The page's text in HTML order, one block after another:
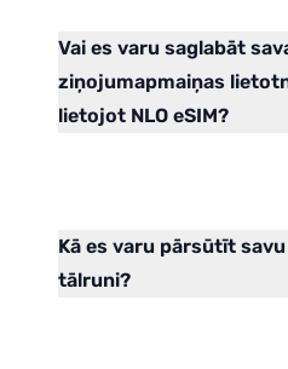
Vai es varu saglabāt
ziņojumapmaiņas
lietojot NLO eSIM?
Kā es varu pārsūtīt
tālruni?